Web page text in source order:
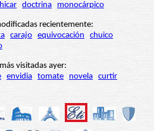
doctrina monocárpico
recientemente:
carajo equivocación
chuico
visitadas ayer:
envidia tomate novela curtir